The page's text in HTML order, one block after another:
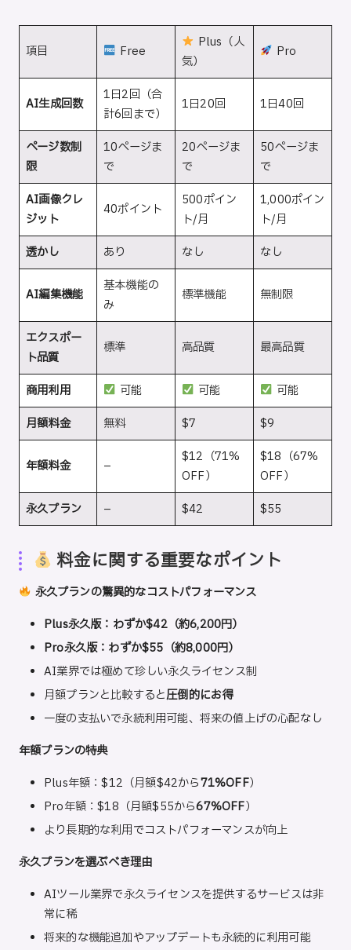
項目 Free
Plus（人
気）
Pro
AI生成回数
1日2回（合
計6回まで）
1日20回 1日40回
ページ数制
限
10ページま
で
20ページま
で
50ページま
で
AI画像クレ
ジット
40ポイント
500ポイン
ト/月
1,000ポイン
ト/月
透かし
あり なし なし
AI編集機能
基本機能の
み
標準機能 無制限
エクスポー
ト品質
標準 高品質 最高品質
商用利用 可能 可能
可能
月額料金
無料 $7 $9
年額料金 –
$12（71%
OFF）
$18（67%
OFF）
永久プラン
– $42 $55
料金に関する重要なポイント
永久プランの驚異的なコストパフォーマンス
Plus永久版：わずか$42（約6,200円）
Pro永久版：わずか$55（約8,000円）
AI業界では極めて珍しい永久ライセンス制
月額プランと比較すると圧倒的にお得
一度の支払いで永続利用可能、将来の値上げの心配なし
年額プランの特典
Plus年額：$12（月額$42から71%OFF）
Pro年額：$18（月額$55から67%OFF）
より長期的な利用でコストパフォーマンスが向上
永久プランを選ぶべき理由
AIツール業界で永久ライセンスを提供するサービスは非
常に稀
将来的な機能追加やアップデートも永続的に利用可能